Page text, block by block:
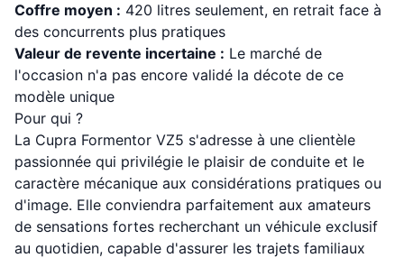
Coffre moyen : 420 litres seulement, en retrait face à
des concurrents plus pratiques
Valeur de revente incertaine : Le marché de
l'occasion n'a pas encore validé la décote de ce
modèle unique
Pour qui ?
La Cupra Formentor VZ5 s'adresse à une clientèle
passionnée qui privilégie le plaisir de conduite et le
caractère mécanique aux considérations pratiques ou
d'image. Elle conviendra parfaitement aux amateurs
de sensations fortes recherchant un véhicule exclusif
au quotidien, capable d'assurer les trajets familiaux